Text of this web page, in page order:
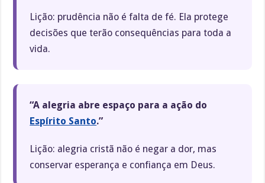
Lição: prudência não é falta de fé. Ela protege
decisões que terão consequências para toda a
vida.
“A alegria abre espaço para a ação do
Espírito Santo.”
Lição: alegria cristã não é negar a dor, mas
conservar esperança e confiança em Deus.